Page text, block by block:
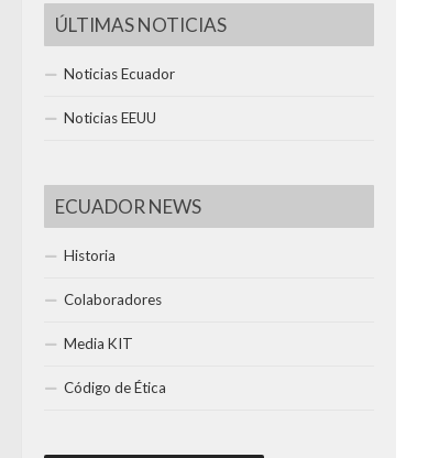
ÚLTIMAS NOTICIAS
Noticias Ecuador
Noticias EEUU
ECUADOR NEWS
Historia
Colaboradores
Media KIT
Código de Ética